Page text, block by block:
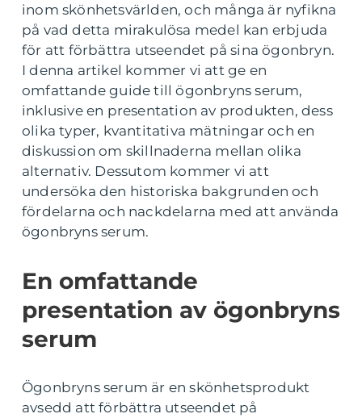
inom skönhetsvärlden, och många är nyfikna
på vad detta mirakulösa medel kan erbjuda
för att förbättra utseendet på sina ögonbryn.
I denna artikel kommer vi att ge en
omfattande guide till ögonbryns serum,
inklusive en presentation av produkten, dess
olika typer, kvantitativa mätningar och en
diskussion om skillnaderna mellan olika
alternativ. Dessutom kommer vi att
undersöka den historiska bakgrunden och
fördelarna och nackdelarna med att använda
ögonbryns serum.
En omfattande
presentation av ögonbryns
serum
Ögonbryns serum är en skönhetsprodukt
avsedd att förbättra utseendet på